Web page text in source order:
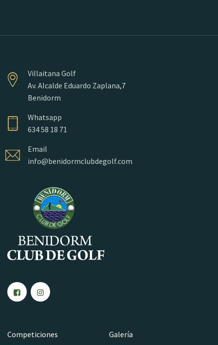
Villaitana Golf
Av. Alcalde Eduardo Zaplana,7
Benidorm
Whatsapp
634 58 18 71
Email
info@benidormclubdegolf.com
Competiciones Galería